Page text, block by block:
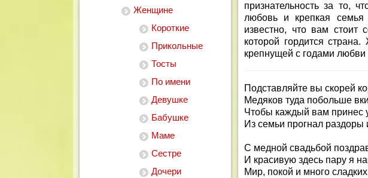
Женщине
Короткие
Прикольные
Тосты
По имени
Девушке
Бабушке
Маме
Сестре
Дочери
признательность за то,
любовь и крепкая
известно, что вам стоит
которой гордится
крепнущей с годами любви
Подставляйте вы скорей
Медяков туда побольше
Чтобы каждый вам принес
Из семьи прогнал раздоры
С медной свадьбой
И красивую здесь пару я
Мир, покой и много сладких